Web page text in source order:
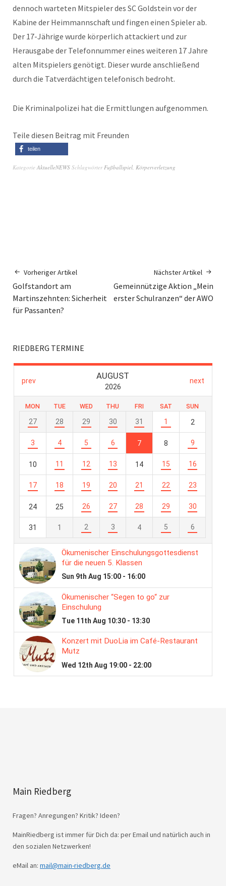
dennoch warteten Mitspieler des SC Goldstein vor der
Kabine der Heimmannschaft und fingen einen Spieler ab.
Der 17-Jährige wurde körperlich attackiert und zur
Herausgabe der Telefonnummer eines weiteren 17 Jahre
alten Mitspielers genötigt. Dieser wurde anschließend
durch die Tatverdächtigen telefonisch bedroht.
Die Kriminalpolizei hat die Ermittlungen aufgenommen.
Teile diesen Beitrag mit Freunden
teilen
Kategorie AktuelleNEWS SchlagwörterFußballspiel, Körperverletzung
Vorheriger Artikel
Golfstandort am
Martinszehnten: Sicherheit
für Passanten?
Nächster Artikel
Gemeinnützige Aktion „Mein
erster Schulranzen“ der AWO
RIEDBERG TERMINE
Main Riedberg
Fragen? Anregungen? Kritik? Ideen?
MainRiedberg ist immer für Dich da: per Email und natürlich auch in
den sozialen Netzwerken!
eMail an: mail@main-riedberg.de